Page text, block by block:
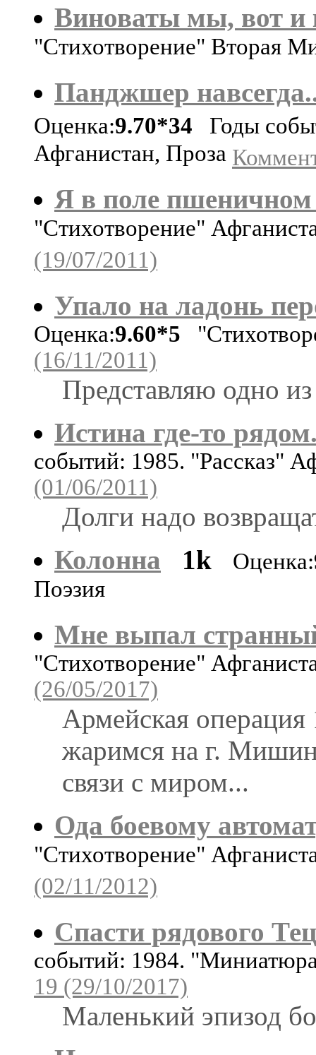
Виноваты мы, вот и
"Стихотворение" Вторая
Панджшер
Оценка:9.70*34 Годы
Афганистан, Проза
Я в поле пшеничном
"Стихотворение"
(19/07/2011)
Упало на ладонь
Оценка:9.60*5
(16/11/2011)
Представляю одно
Истина где-то
событий: 1985. "Рассказ"
(01/06/2011)
Долги надо
Колонна
1k Оценка:
Поэзия
Мне выпал
"Стихотворение"
(26/05/2017)
Армейская
жаримся на г.
связи с миром...
Ода боевому
"Стихотворение"
(02/11/2012)
Спасти рядового
событий: 1984.
19 (29/10/2017)
Маленький эпизод